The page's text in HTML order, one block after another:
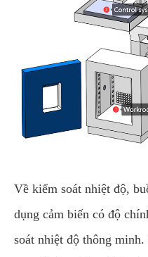
Về kiểm soát nhiệt độ,
dụng cảm biến có độ
soát nhiệt độ thông